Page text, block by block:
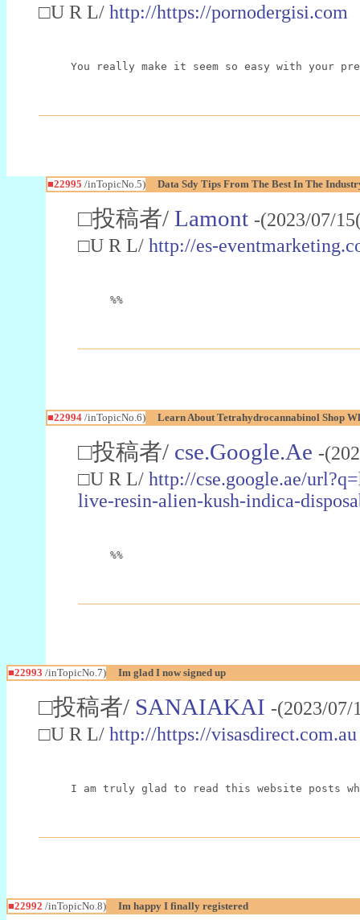
□U R L/ http://https://pornodergisi.com
You really make it seem so easy with your
■22995 /inTopicNo.5) Data Sdy Tips From The Best In The
□投稿者/ Lamont -(2023/07/
□U R L/ http://es-
%%
■22994/inTopicNo.6) Learn About Tetrahydrocannabinol Shop
□投稿者/ cse.Google.Ae -
□U R L/ http://cse.google.ae/
live-resin-alien-kush-indica-
%%
■22993 /inTopicNo.7) Im glad I now signed up
□投稿者/ SANAIAKAI -(2023/
□U R L/ http://https://visasdirect.com.au
I am truly glad to read this website posts
■22992 /inTopicNo.8) Im happy I finally registered